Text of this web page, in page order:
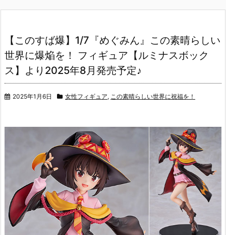
【このすば爆】1/7『めぐみん』この素晴らしい
世界に爆焔を！ フィギュア【ルミナスボック
ス】より2025年8月発売予定♪
2025年1月6日 女性フィギュア, この素晴らしい世界に祝福を！